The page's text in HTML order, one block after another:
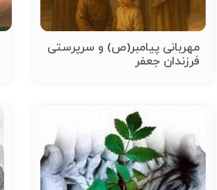
مهربانی پیامبر(ص) و سرپرستی
فرزندان جعفر